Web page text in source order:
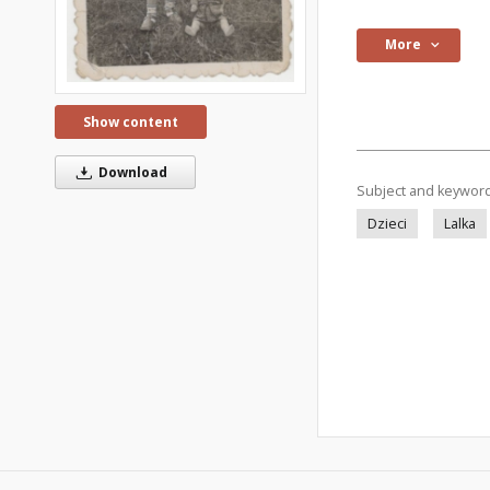
Show content
Download
More
Subject and
Dzieci
Lalka